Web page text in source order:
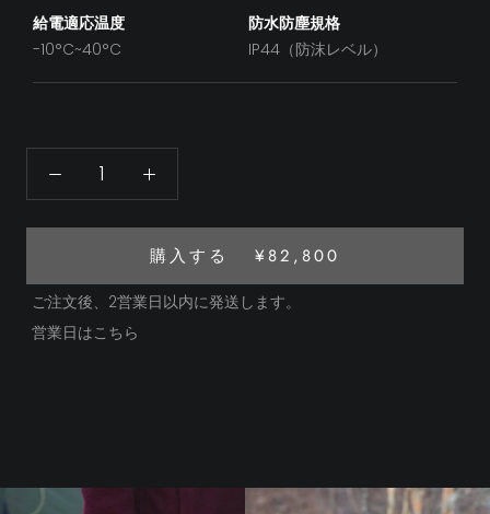
給電適応温度
-10°C~40°C
防水防塵規格
IP44（防沫レベル）
購入する ¥82,800
ご注文後、2営業日以内に発送します。
営業日はこちら